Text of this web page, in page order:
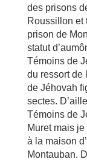
des prisons
Roussillon et
prison de
statut
Témoins de
du ressort de
de Jéhovah
sectes.
Témoins de
Muret mais
à la maison
Montauban.